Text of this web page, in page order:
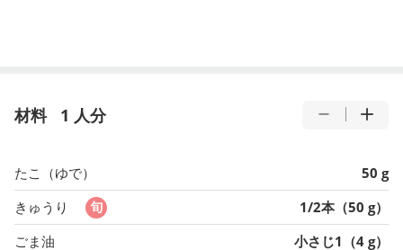
材料 1 人分
たこ（ゆで）
50 g
きゅうり
1/2本（50 g）
ごま油
小さじ1（4 g）